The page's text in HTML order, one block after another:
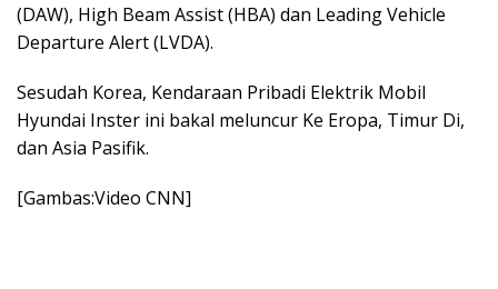
(DAW), High Beam Assist (HBA) dan Leading Vehicle
Departure Alert (LVDA).
Sesudah Korea, Kendaraan Pribadi Elektrik Mobil
Hyundai Inster ini bakal meluncur Ke Eropa, Timur Di,
dan Asia Pasifik.
[Gambas:Video CNN]